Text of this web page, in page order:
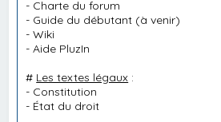
- Charte du forum
- Guide du débutant (à venir)
-Wiki
-Aide PluzIn
# Les textes légaux :
- Constitution
- État du droit